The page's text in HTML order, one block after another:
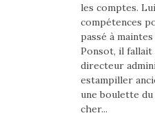
les comptes.
compétences
passé à
Ponsot, il fallait
directeur
estampiller
une boulette
cher...